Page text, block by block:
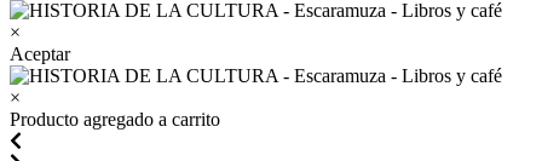
×
Aceptar
×
Producto agregado a carrito